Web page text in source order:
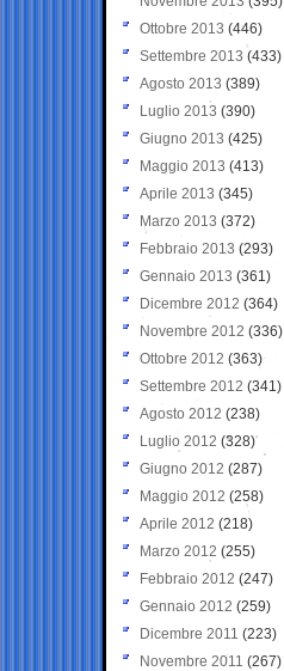
Ottobre 2013 (446)
Settembre 2013 (433)
Agosto 2013 (389)
Luglio 2013 (390)
Giugno 2013 (425)
Maggio 2013 (413)
Aprile 2013 (345)
Marzo 2013 (372)
Febbraio 2013 (293)
Gennaio 2013 (361)
Dicembre 2012 (364)
Novembre 2012 (336)
Ottobre 2012 (363)
Settembre 2012 (341)
Agosto 2012 (238)
Luglio 2012 (328)
Giugno 2012 (287)
Maggio 2012 (258)
Aprile 2012 (218)
Marzo 2012 (255)
Febbraio 2012 (247)
Gennaio 2012 (259)
Dicembre 2011 (223)
Novembre 2011 (267)